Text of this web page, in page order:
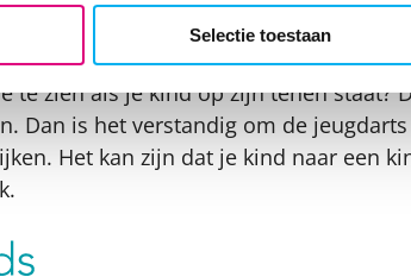
Selectie toestaan
de arts speciale zooltjes of een
te zien als je kind op zijn tenen staat?
Dan is het verstandig om de
Het kan zijn dat je kind naar een